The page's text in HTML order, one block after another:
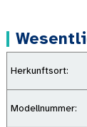
Herkunftsort:
Modellnummer: